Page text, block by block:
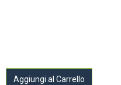
Aggiungi al Carrello